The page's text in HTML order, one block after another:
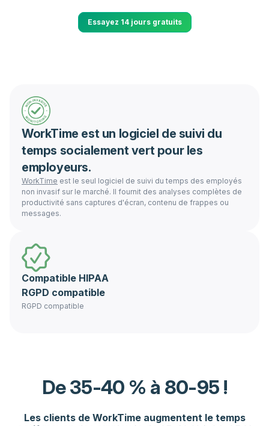
Essayez 14 jours gratuits
WorkTime est un logiciel de suivi du
temps socialement vert pour les
employeurs.
WorkTime est le seul logiciel de suivi du temps des employés
non invasif sur le marché. Il fournit des analyses complètes de
productivité sans captures d'écran, contenu de frappes ou
messages.
Compatible HIPAA
RGPD compatible
RGPD compatible
De 35-40 % à 80-95 !
Les clients de WorkTime augmentent le temps